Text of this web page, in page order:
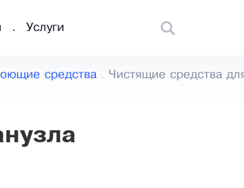
Услуги
средства Чистящие средства